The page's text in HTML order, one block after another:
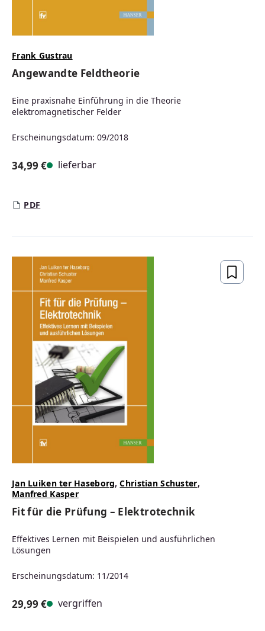
Frank Gustrau
Angewandte Feldtheorie
Eine praxisnahe Einführung in die Theorie
elektromagnetischer Felder
Erscheinungsdatum: 09/2018
34,99 € lieferbar
PDF
Jan Luiken ter Haseborg,Christian Schuster,
Manfred Kasper
Fit für die Prüfung – Elektrotechnik
Effektives Lernen mit Beispielen und ausführlichen
Lösungen
Erscheinungsdatum: 11/2014
29,99 € vergriffen